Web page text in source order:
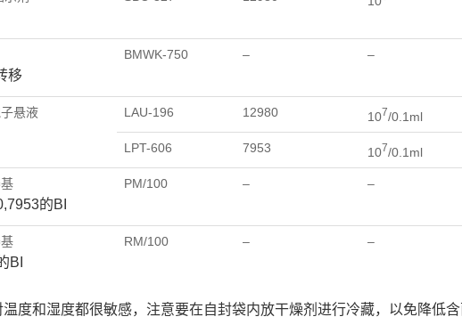
移
BMWK-750 – –
悬液 LAU-196 12980 107/0.1ml
LPT-606 7953 107/0.1ml
的BI
PM/100 – –
BI
RM/100 – –
度和湿度都很敏感，注意要在自封袋内放干燥剂进行冷藏，以免降低含